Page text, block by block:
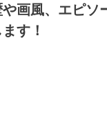
画風、エピソ
す！